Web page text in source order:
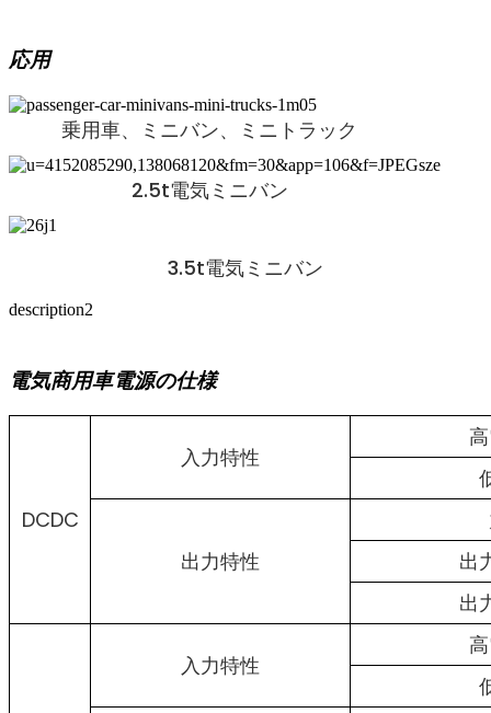
応用
乗用車、ミニバン、ミニトラック
2.5t電気ミニバン
3.5t電気ミニバン
description2
電気商用車電源の仕様
DCDC
入力特性
出力特性
出
出
入力特性